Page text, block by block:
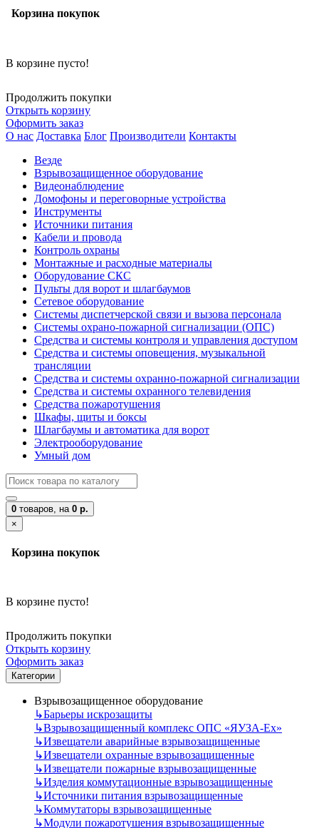
Корзина покупок
В корзине пусто!
Продолжить покупки
Открыть корзину
Оформить заказ
О нас Доставка Блог Производители Контакты
Везде
Взрывозащищенное оборудование
Видеонаблюдение
Домофоны и переговорные устройства
Инструменты
Источники питания
Кабели и провода
Контроль охраны
Монтажные и расходные материалы
Оборудование СКС
Пульты для ворот и шлагбаумов
Сетевое оборудование
Системы диспетчерской связи и вызова персонала
Системы охрано-пожарной сигнализации (ОПС)
Средства и системы контроля и управления доступом
Средства и системы оповещения, музыкальной
трансляции
Средства и системы охранно-пожарной сигнализации
Средства и системы охранного телевидения
Средства пожаротушения
Шкафы, щиты и боксы
Шлагбаумы и автоматика для ворот
Электрооборудование
Умный дом
0 товаров, на 0 р.
×
Корзина покупок
В корзине пусто!
Продолжить покупки
Открыть корзину
Оформить заказ
Категории
Взрывозащищенное оборудование
↳Барьеры искрозащиты
↳Взрывозащищенный комплекс ОПС «ЯУЗА-Ех»
↳Извещатели аварийные взрывозащищенные
↳Извещатели охранные взрывозащищенные
↳Извещатели пожарные взрывозащищенные
↳Изделия коммутационные взрывозащищенные
↳Источники питания взрывозащищенные
↳Коммутаторы взрывозащищенные
↳Модули пожаротушения взрывозащищенные